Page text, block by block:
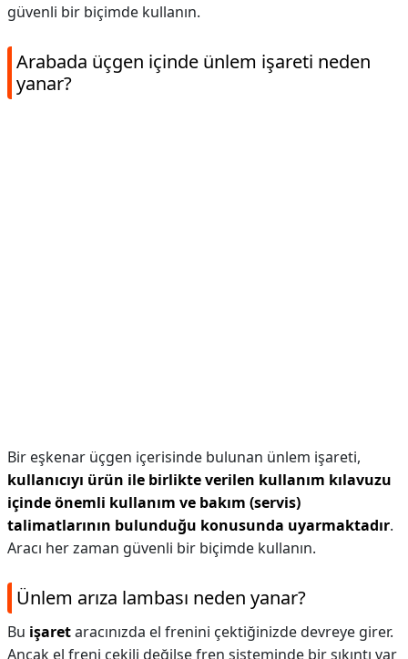
güvenli bir biçimde kullanın.
Arabada üçgen içinde ünlem işareti neden
yanar?
Bir eşkenar üçgen içerisinde bulunan ünlem işareti,
kullanıcıyı ürün ile birlikte verilen kullanım kılavuzu
içinde önemli kullanım ve bakım (servis)
talimatlarının bulunduğu konusunda uyarmaktadır.
Aracı her zaman güvenli bir biçimde kullanın.
Ünlem arıza lambası neden yanar?
Bu işaretaracınızda el frenini çektiğinizde devreye girer.
Ancak el freni çekili değilse fren sisteminde bir sıkıntı var